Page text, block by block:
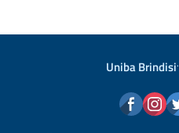
Uniba Brindisi·